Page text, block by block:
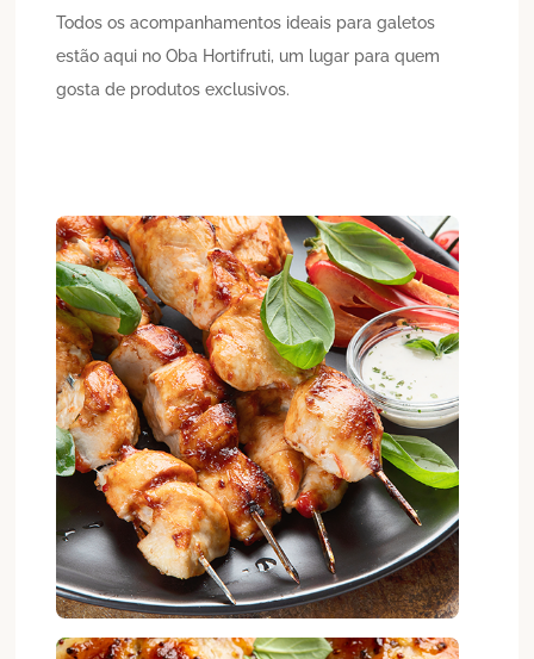
Todos os acompanhamentos ideais para galetos
estão aqui no Oba Hortifruti, um lugar para quem
gosta de produtos exclusivos.